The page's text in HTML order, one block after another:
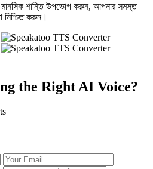
মানসিক শান্তি উপভোগ করুন, আপনার সমস্ত
নিশ্চিত করুন।
the Right AI Voice?